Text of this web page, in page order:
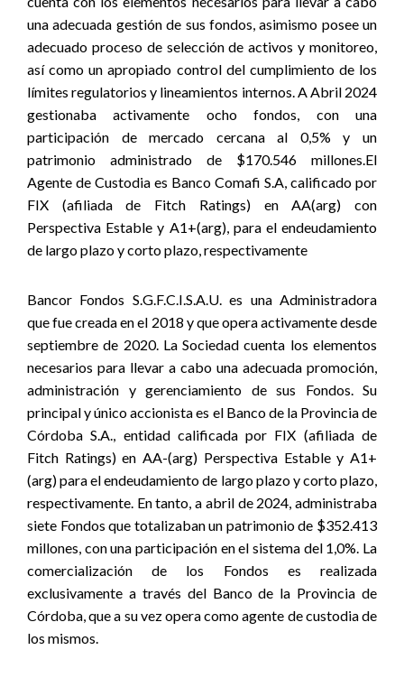
una adecuada gestión de sus fondos, asimismo posee un
adecuado proceso de selección de activos y monitoreo,
así como un apropiado control del cumplimiento de los
límites regulatorios y lineamientos internos. A Abril 2024
gestionaba activamente ocho fondos, con una
participación de mercado cercana al 0,5% y un
patrimonio administrado de $170.546 millones.El
Agente de Custodia es Banco Comafi S.A, calificado por
FIX (afiliada de Fitch Ratings) en AA(arg) con
Perspectiva Estable y A1+(arg), para el endeudamiento
de largo plazo y corto plazo, respectivamente
Bancor Fondos S.G.F.C.I.S.A.U. es una Administradora
que fue creada en el 2018 y que opera activamente desde
septiembre de 2020. La Sociedad cuenta los elementos
necesarios para llevar a cabo una adecuada promoción,
administración y gerenciamiento de sus Fondos. Su
principal y único accionista es el Banco de la Provincia de
Córdoba S.A., entidad calificada por FIX (afiliada de
Fitch Ratings) en AA-(arg) Perspectiva Estable y A1+
(arg) para el endeudamiento de largo plazo y corto plazo,
respectivamente. En tanto, a abril de 2024, administraba
siete Fondos que totalizaban un patrimonio de $352.413
millones, con una participación en el sistema del 1,0%. La
comercialización de los Fondos es realizada
exclusivamente a través del Banco de la Provincia de
Córdoba, que a su vez opera como agente de custodia de
los mismos.